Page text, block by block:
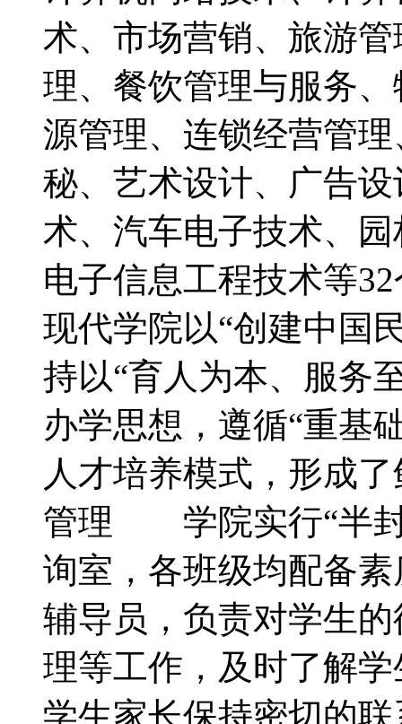
术、市场营销、旅游
理、餐饮管理与服务
源管理、连锁经营管
秘、艺术设计、广告
术、汽车电子技术、
电子信息工程技术
现代学院以“创建中国
持以“育人为本、服务
办学思想，遵循“重基
人才培养模式，形
管理 学院实行“半封
询室，各班级均配备
辅导员，负责对学生
理等工作，及时了解
学生家长保持密切